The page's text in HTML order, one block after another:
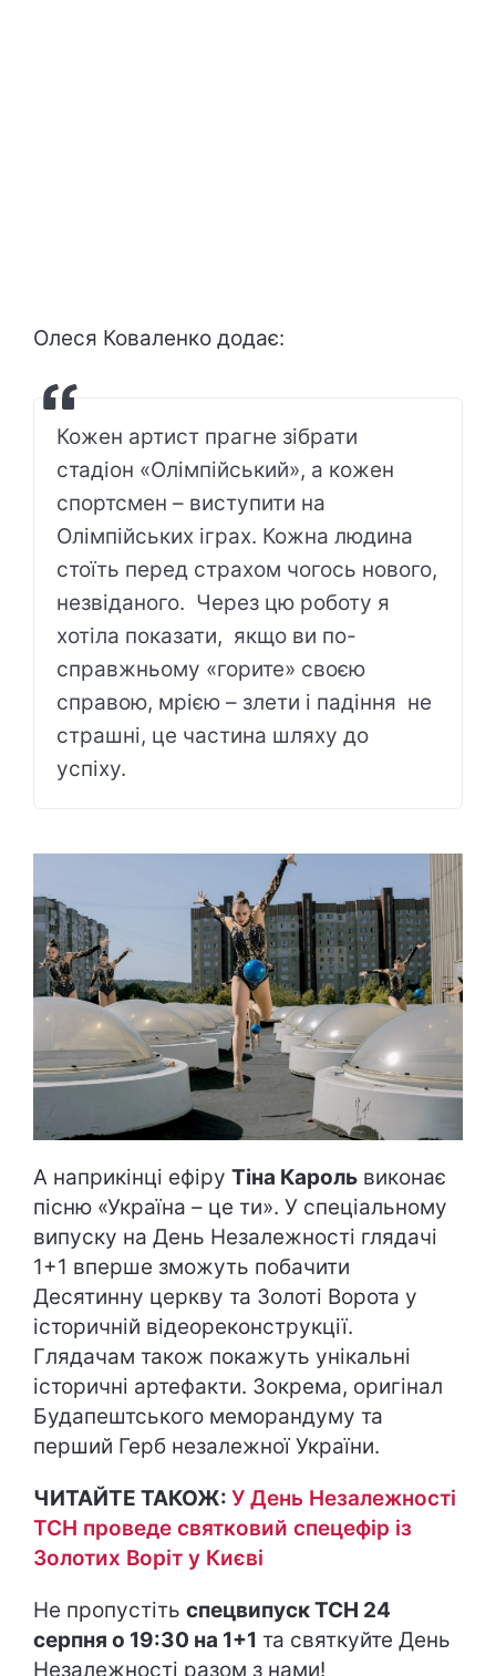
Олеся Коваленко додає:
Кожен артист прагне зібрати
стадіон «Олімпійський», а кожен
спортсмен – виступити на
Олімпійських іграх. Кожна людина
стоїть перед страхом чогось нового,
незвіданого. Через цю роботу я
хотіла показати, якщо ви по-
справжньому «горите» своєю
справою, мрією – злети і падіння не
страшні, це частина шляху до
успіху.
А наприкінці ефіру Тіна Кароль виконає
пісню «Україна – це ти». У спеціальному
випуску на День Незалежності глядачі
1+1 вперше зможуть побачити
Десятинну церкву та Золоті Ворота у
історичній відеореконструкції.
Глядачам також покажуть унікальні
історичні артефакти. Зокрема, оригінал
Будапештського меморандуму та
перший Герб незалежної України.
ЧИТАЙТЕ ТАКОЖ: У День Незалежності
ТСН проведе святковий спецефір із
Золотих Воріт у Києві
Не пропустіть спецвипуск ТСН 24
серпня о 19:30 на 1+1 та святкуйте День
Незалежності разом з нами!